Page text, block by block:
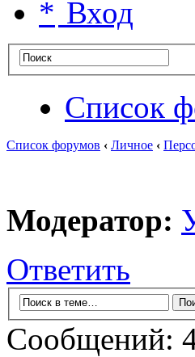
Вход
Список
Список форумов ‹ Личное ‹
Модератор:
Ответить
Сообщений: